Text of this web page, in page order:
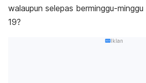
walaupun selepas berminggu-
19?
Iklan